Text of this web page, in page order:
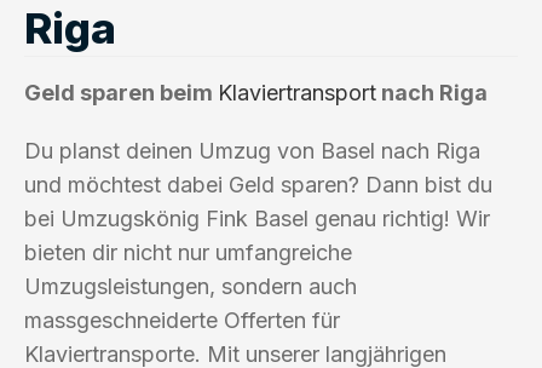
Riga
Geld sparen beim Klaviertransport nach Riga
Du planst deinen Umzug von Basel nach Riga
und möchtest dabei Geld sparen? Dann bist du
bei Umzugskönig Fink Basel genau richtig! Wir
bieten dir nicht nur umfangreiche
Umzugsleistungen, sondern auch
massgeschneiderte Offerten für
Klaviertransporte. Mit unserer langjährigen